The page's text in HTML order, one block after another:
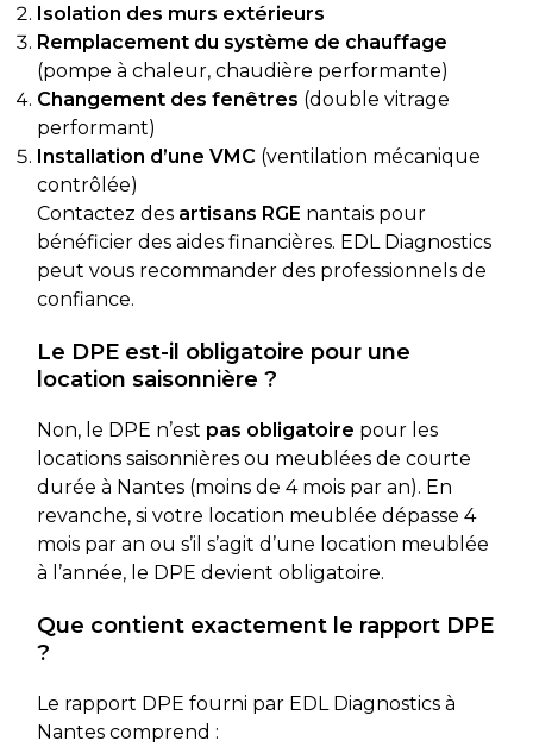
Isolation des murs extérieurs
Remplacement du système de chauffage
(pompe à chaleur, chaudière performante)
Changement des fenêtres (double vitrage
performant)
Installation d’une VMC(ventilation mécanique
contrôlée)
Contactez des artisans RGE nantais pour
bénéficier des aides financières. EDL Diagnostics
peut vous recommander des professionnels de
confiance.
Le DPE est-il obligatoire pour une
location saisonnière ?
Non, le DPE n’est pas obligatoire pour les
locations saisonnières ou meublées de courte
durée à Nantes (moins de 4 mois par an). En
revanche, si votre location meublée dépasse 4
mois par an ou s’il s’agit d’une location meublée
à l’année, le DPE devient obligatoire.
Que contient exactement le rapport DPE
?
Le rapport DPE fourni par EDL Diagnostics à
Nantes comprend :